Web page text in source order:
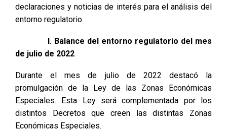
declaraciones y noticias de interés para el análisis del
entorno regulatorio.
I. Balance del entorno regulatorio del mes
de julio de 2022
Durante el mes de julio de 2022 destacó la
promulgación de la Ley de las Zonas Económicas
Especiales. Esta Ley será complementada por los
distintos Decretos que creen las distintas Zonas
Económicas Especiales.